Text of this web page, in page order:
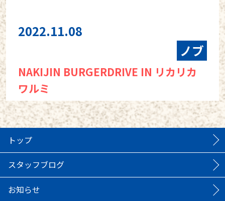
2022.11.08
ノブ
NAKIJIN BURGERDRIVE IN リカリカ
ワルミ
トップ
スタッフブログ
お知らせ